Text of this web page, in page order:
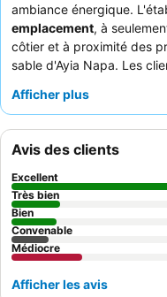
ambiance énergique.
emplacement, à
côtier et à proximité des
sable d'Ayia Napa. Les
pour profiter du soleil
complétant les offres
le copieux buffet du petit-
expérience, pensez à
rénovée pour un séjour
Afficher plus
Avis des clients
Excellent
Très bien
Bien
Convenable
Médiocre
Afficher les avis